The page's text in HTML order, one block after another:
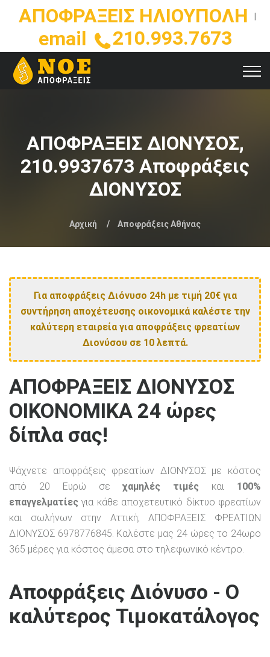
ΑΠΟΦΡΑΞΕΙΣ ΗΛΙΟΥΠΟΛΗ
email 210.993.7673
ΑΠΟΦΡΑΞΕΙΣ ΔΙΟΝΥΣΟΣ,
210.9937673 Αποφράξεις
ΔΙΟΝΥΣΟΣ
Αρχική Αποφράξεις Αθήνας
Για αποφράξεις Διόνυσο 24h με τιμή 20€ για
συντήρηση αποχέτευσης οικονομικά καλέστε την
καλύτερη εταιρεία για αποφράξεις φρεατίων
Διονύσου σε 10 λεπτά.
ΑΠΟΦΡΑΞΕΙΣ ΔΙΟΝΥΣΟΣ
ΟΙΚΟΝΟΜΙΚΑ 24 ώρες
δίπλα σας!
Ψάχνετε αποφράξεις φρεατίων ΔΙΟΝΥΣΟΣ με κόστος
από 20 Ευρώ σεχαμηλές τιμές και 100%
επαγγελματίες για κάθε αποχετευτικό δίκτυο φρεατίων
και σωλήνων στην Αττική; ΑΠΟΦΡΑΞΕΙΣ ΦΡΕΑΤΙΩΝ
ΔΙΟΝΥΣΟΣ 6978776845. Καλέστε μας 24 ώρες το 24ωρο
365 μέρες για κόστος άμεσα στο τηλεφωνικό κέντρο.
Αποφράξεις Διόνυσο - Ο
καλύτερος Τιμοκατάλογος